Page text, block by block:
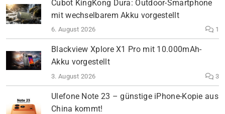
Cubot KingKong Dura: Outdoor-Smartphone
mit wechselbarem Akku vorgestellt
6. August 2026 1
Blackview Xplore X1 Pro mit 10.000mAh-
Akku vorgestellt
3. August 2026 3
Ulefone Note 23 – günstige iPhone-Kopie aus
China kommt!